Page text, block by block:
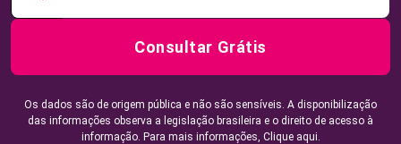
Consultar Grátis
Os dados são de origem pública e não são sensíveis. A disponibilização
das informações observa a legislação brasileira e o direito de acesso à
informação. Para mais informações, Clique aqui.